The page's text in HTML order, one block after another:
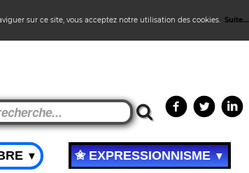
sur ce site, vous acceptez notre utilisation des cookies. Suite...
▼ ✬ EXPRESSIONNISME▼